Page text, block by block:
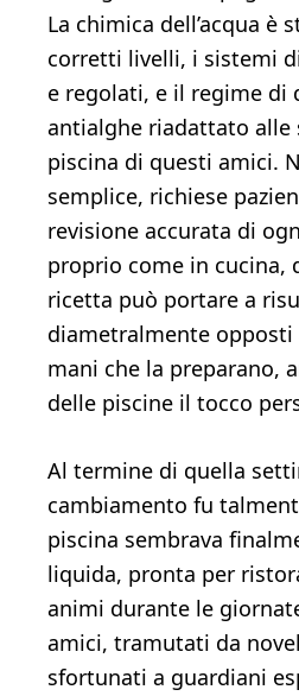
La chimica dell’acqua è
corretti livelli, i sistemi
e regolati, e il regime di
antialghe riadattato alle
piscina di questi amici.
semplice, richiese
revisione accurata di
proprio come in cucina,
ricetta può portare a
diametralmente opposti
mani che la preparano,
delle piscine il tocco
Al termine di quella
cambiamento fu
piscina sembrava
liquida, pronta per
animi durante le
amici, tramutati da
sfortunati a guardiani